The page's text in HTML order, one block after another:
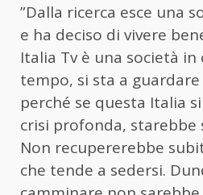
”Dalla ricerca esce una
e ha deciso di vivere
Italia Tv è una società in
tempo, si sta a
perché se questa Italia
crisi profonda, starebbe
Non recupererebbe
che tende a sedersi.